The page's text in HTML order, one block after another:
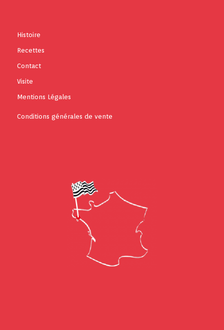
Histoire
Recettes
Contact
Visite
Mentions Légales
Conditions générales de vente